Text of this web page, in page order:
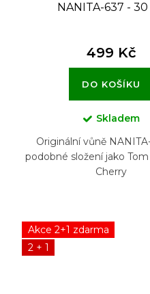
NANITA-637 - 30
499 Kč
DO KOŠÍKU
Skladem
Originální vůně
podobné složení jako
Cherry
Akce 2+1 zdarma
2 + 1